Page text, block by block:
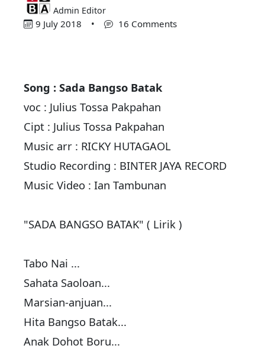
Admin Editor
9 July 2018 • 16 Comments
Song : Sada Bangso Batak
voc : Julius Tossa Pakpahan
Cipt : Julius Tossa Pakpahan
Music arr : RICKY HUTAGAOL
Studio Recording : BINTER JAYA RECORD
Music Video : Ian Tambunan
"SADA BANGSO BATAK" ( Lirik )
Tabo Nai ...
Sahata Saoloan...
Marsian-anjuan...
Hita Bangso Batak...
Anak Dohot Boru...